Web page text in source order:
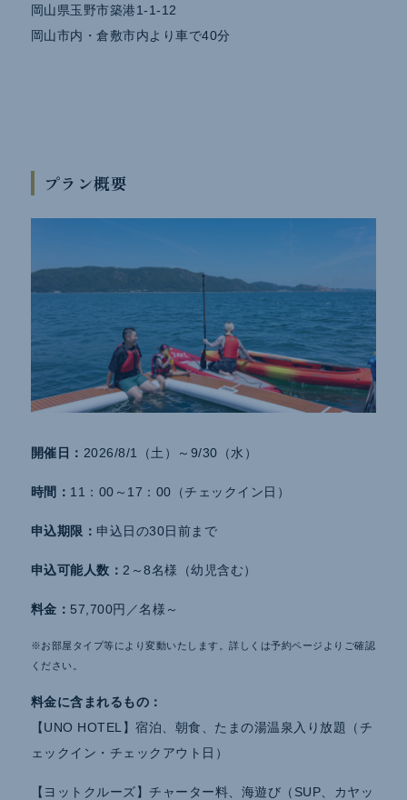
岡山県玉野市築港1-1-12
岡山市内・倉敷市内より車で40分
プラン概要
開催日： 2026/8/1（土）～9/30（水）
時間： 11：00～17：00（チェックイン日）
申込期限： 申込日の30日前まで
申込可能人数： 2～8名様（幼児含む）
料金： 57,700円／名様～
※お部屋タイプ等により変動いたします。詳しくは予約ページよりご確認
ください。
料金に含まれるもの：
【UNO HOTEL】宿泊、朝食、たまの湯温泉入り放題（チ
ェックイン・チェックアウト日）
【ヨットクルーズ】チャーター料、海遊び（SUP、カヤッ